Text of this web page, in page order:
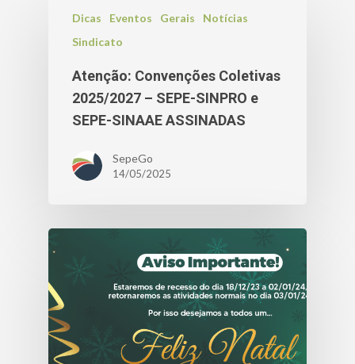
Dicas Eventos Gerais
Notícias
Sindicato
Atenção: Convenções Coletivas
2025/2027 – SEPE-SINPRO e
SEPE-SINAAE ASSINADAS
SepeGo
14/05/2025